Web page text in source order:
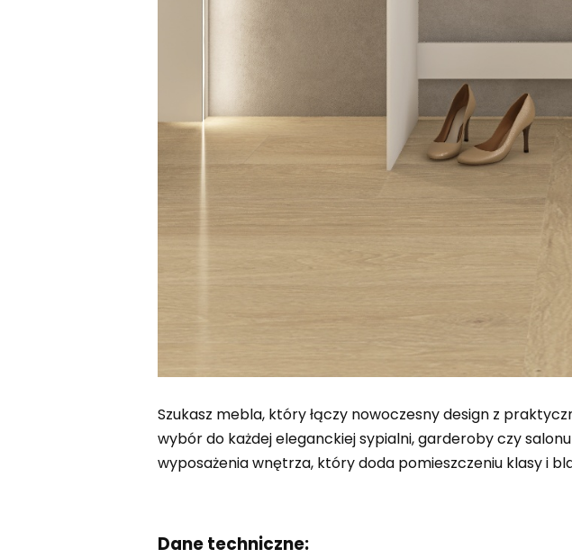
Szukasz mebla, który łączy nowoczesny design z
wybór do każdej eleganckiej sypialni, garderoby czy
wyposażenia wnętrza, który doda pomieszczeniu klasy i
Dane techniczne: